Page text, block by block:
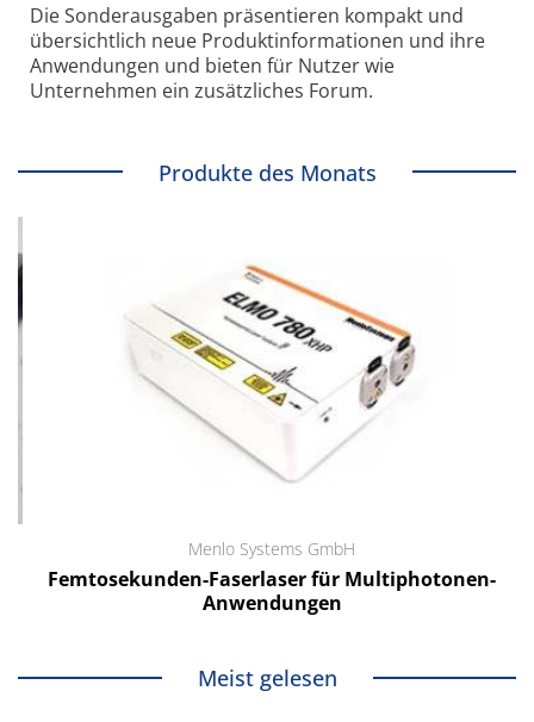
Die Sonder­ausgaben präsentieren kompakt und
übersichtlich neue Produkt­informationen und ihre
Anwendungen und bieten für Nutzer wie
Unternehmen ein zusätzliches Forum.
Produkte des Monats
Menlo Systems GmbH
Femtosekunden-Faserlaser für Multiphotonen-
Anwendungen
Meist gelesen